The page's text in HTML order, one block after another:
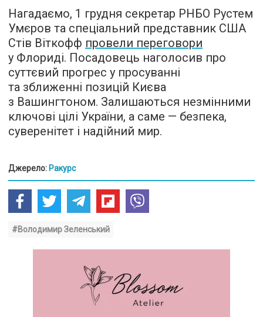
Нагадаємо, 1 грудня секретар РНБО Рустем
Умєров та спеціальний представник США
Стів Віткофф провели переговори
у Флориді. Посадовець наголосив про
суттєвий прогрес у просуванні
та зближенні позицій Києва
з Вашингтоном. Залишаються незмінними
ключові цілі України, а саме — безпека,
суверенітет і надійний мир.
Джерело: Ракурс
#Володимир Зеленський